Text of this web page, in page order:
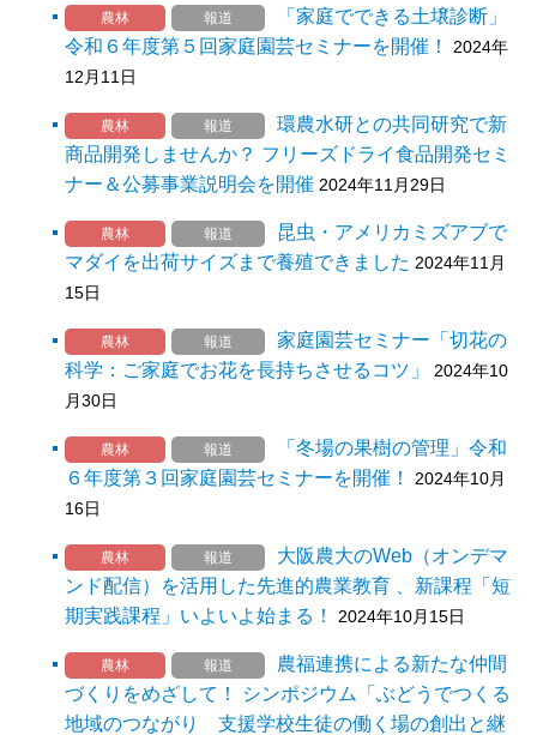
農林 報道
「家庭でできる土壌診断」
令和６年度第５回家庭園芸セミナーを開催！
2024年
12月11日
農林 報道
環農水研との共同研究で新
商品開発しませんか？ フリーズドライ食品開発セミ
ナー＆公募事業説明会を開催 2024年11月29日
農林 報道
昆虫・アメリカミズアブで
マダイを出荷サイズまで養殖できました 2024年11月
15日
農林 報道
家庭園芸セミナー「切花の
科学：ご家庭でお花を長持ちさせるコツ」
2024年10
月30日
農林 報道
「冬場の果樹の管理」令和
６年度第３回家庭園芸セミナーを開催！
2024年10月
16日
農林 報道
大阪農大のWeb（オンデマ
ンド配信）を活用した先進的農業教育 、新課程「短
期実践課程」いよいよ始まる！
2024年10月15日
農林 報道
農福連携による新たな仲間
づくりをめざして！ シンポジウム「ぶどうでつくる
地域のつながり 支援学校生徒の働く場の創出と継